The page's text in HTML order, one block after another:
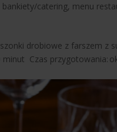
bankiety/catering, menu
drobiowe z farszem z
Czas przygotowania: